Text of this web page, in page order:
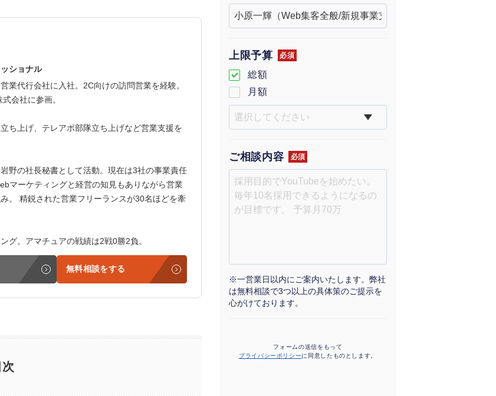
マネージャー
マーサクセスマネージャー
査役
項一覧
ショナル
業代行会社に入社。2C向けの訪問営業を経験。
会社に参画。
ち上げ、テレアポ部隊立ち上げなど営業支援を
野の社長秘書として活動。現在は3社の事業責任
マーケティングと経営の知見もありながら営業
。 精鋭された営業フリーランスが30名ほどを牽
グ。アマチュアの戦績は2戦0勝2負。
無料相談をする
次
上限予算 必須
総額
月額
ご相談内容 必須
※一営業日以内にご案内いたします。弊社
は無料相談で3つ以上の具体策のご提示を
心がけております。
フォームの送信をもって
プライバシーポリシーに同意したものとします。